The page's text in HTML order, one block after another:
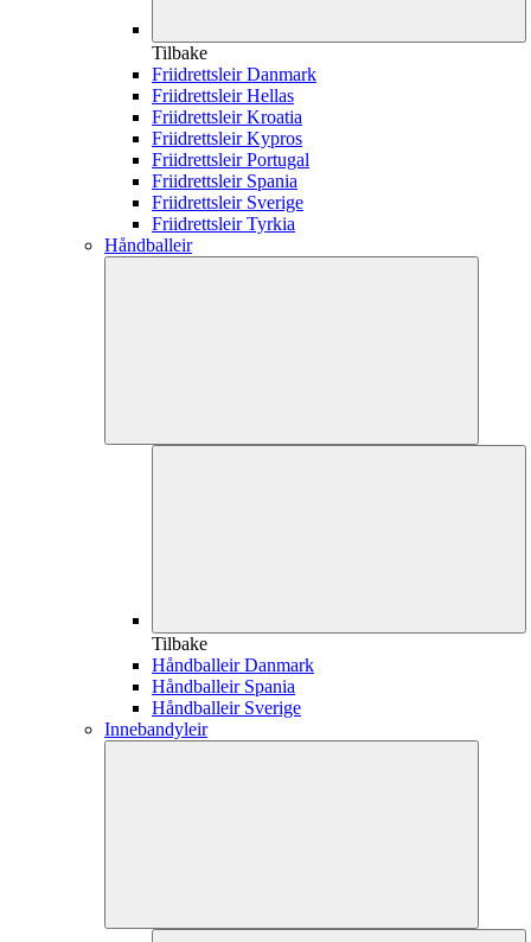
Tilbake
Friidrettsleir Danmark
Friidrettsleir Hellas
Friidrettsleir Kroatia
Friidrettsleir Kypros
Friidrettsleir Portugal
Friidrettsleir Spania
Friidrettsleir Sverige
Friidrettsleir Tyrkia
Håndballeir
Tilbake
Håndballeir Danmark
Håndballeir Spania
Håndballeir Sverige
Innebandyleir